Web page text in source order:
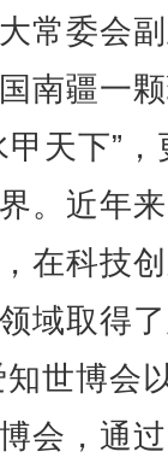
常委会
南疆一
天下”，
。近年
在科技
域取得
世博会
会，通